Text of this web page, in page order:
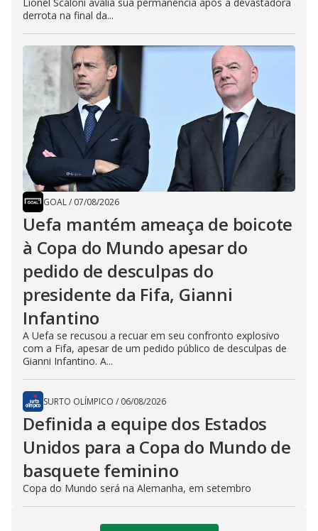
Lionel Scaloni avalia sua permanência após a devastadora
derrota na final da...
GOAL/ 07/08/2026
Uefa mantém ameaça de boicote
à Copa do Mundo apesar do
pedido de desculpas do
presidente da Fifa, Gianni
Infantino
A Uefa se recusou a recuar em seu confronto explosivo
com a Fifa, apesar de um pedido público de desculpas de
Gianni Infantino. A...
SURTO OLÍMPICO / 06/08/2026
Definida a equipe dos Estados
Unidos para a Copa do Mundo de
basquete feminino
Copa do Mundo será na Alemanha, em setembro